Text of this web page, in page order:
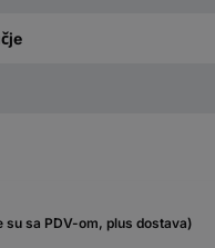
su sa PDV-om, plus dostava)